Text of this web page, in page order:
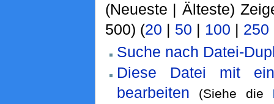
(Neueste | Älteste)
500) (20 | 50 | 100 | 250
Suche nach Datei-
Diese Datei mit
bearbeiten
(Siehe die